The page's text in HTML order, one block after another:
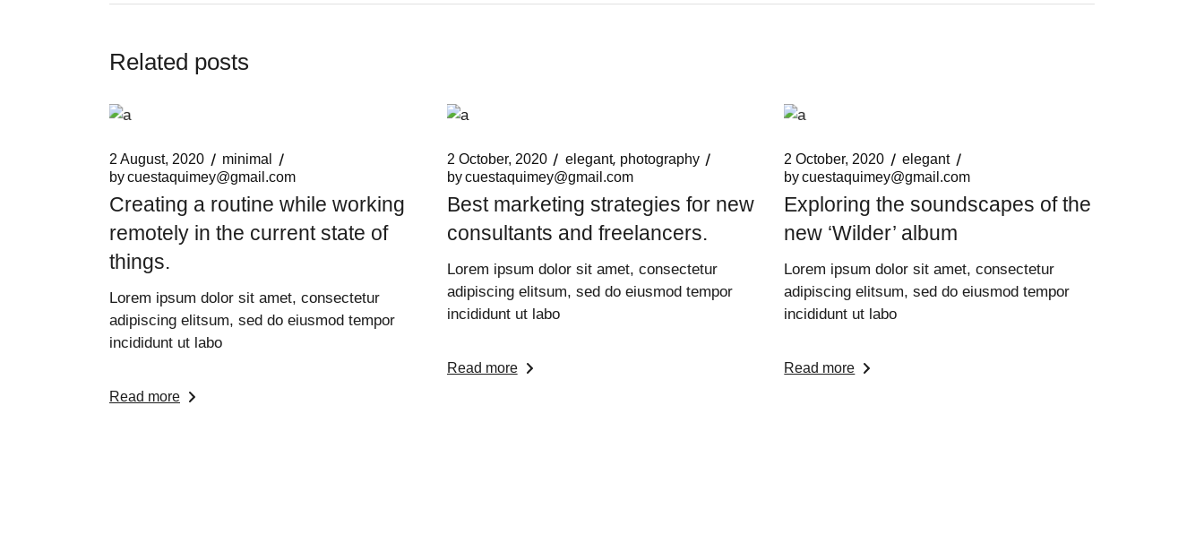
Related posts
2 August, 2020
minimal
bycuestaquimey@gmail.com
Creating a routine while working
remotely in the current state of
things.
Lorem ipsum dolor sit amet, consectetur
adipiscing elitsum, sed do eiusmod tempor
incididunt ut labo
Read more
2 October, 2020 elegant photography
bycuestaquimey@gmail.com
Best marketing strategies for new
consultants and freelancers.
Lorem ipsum dolor sit amet, consectetur
adipiscing elitsum, sed do eiusmod tempor
incididunt ut labo
Read more
2 October, 2020
elegant
bycuestaquimey@gmail.com
Exploring the soundscapes of the
new ‘Wilder’ album
Lorem ipsum dolor sit amet, consectetur
adipiscing elitsum, sed do eiusmod tempor
incididunt ut labo
Read more